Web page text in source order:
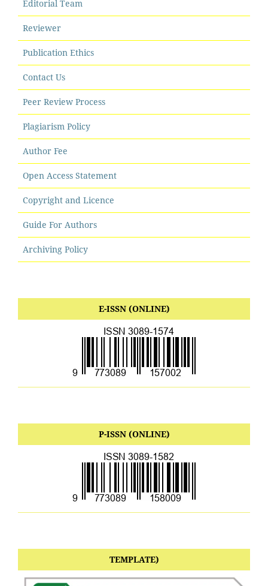
Editorial Team
Reviewer
Publication Ethics
Contact Us
Peer Review Process
Plagiarism Policy
Author Fee
Open Access Statement
Copyright and Licence
Guide For Authors
Archiving Policy
E-ISSN (ONLINE)
P-ISSN (ONLINE)
TEMPLATE)